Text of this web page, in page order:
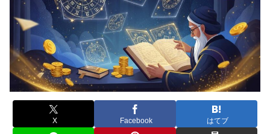
X Facebook はてブ